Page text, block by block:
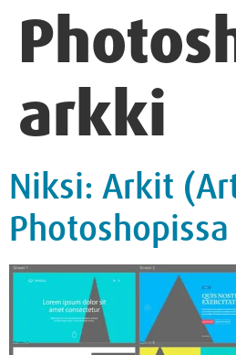
arkki
Niksi: Arkit
Photoshopissa